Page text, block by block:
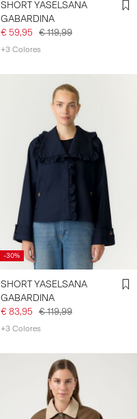
SHORT YASELSANA
GABARDINA
€ 59,95 € 119,99
+3 Colores
-30%
SHORT YASELSANA
GABARDINA
€ 83,95 € 119,99
+3 Colores